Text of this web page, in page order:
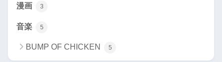
漫画 3
音楽 5
BUMP OF CHICKEN 5